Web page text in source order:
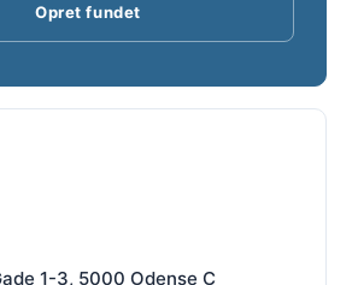
Opret fundet
1-3, 5000 Odense C